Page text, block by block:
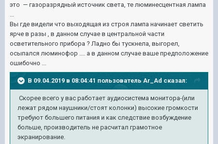
это — газоразрядный источник света, те люминесцентная лампа
Вы где видели что выходящая из строя лампа начинает светить
ярче в разы , в данном случае в центральной части
осветительного прибора ? Ладно бы тускнела, выгорел,
осыпался люминофор .... а в данном случае ваше предположение
ошибочно ...
В 09.04.2019 в 08:04:41 пользователь Ar_Ad сказал:
Скорее всего у вас работает аудиосистема монитора-(или
лежат рядом наушники/стоят колонки) высокие громкости
требуют большего питания и как следствие возбуждение
больше, производитель не расчитал грамотное
экранирование.